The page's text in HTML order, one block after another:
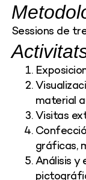
Sessions de
material
Visitas
gráficas,
Análisis y